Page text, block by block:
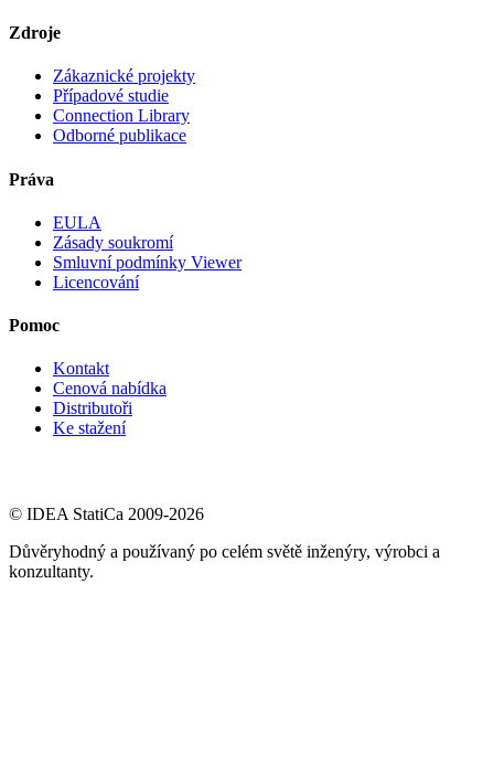
Zdroje
Zákaznické projekty
Případové studie
Connection Library
Odborné publikace
Práva
EULA
Zásady soukromí
Smluvní podmínky Viewer
Licencování
Pomoc
Kontakt
Cenová nabídka
Distributoři
Ke stažení
© IDEA StatiCa 2009-2026
Důvěryhodný a používaný po celém světě inženýry, výrobci a
konzultanty.